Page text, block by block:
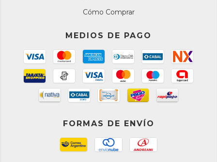
Cómo Comprar
MEDIOS DE PAGO
FORMAS DE ENVÍO